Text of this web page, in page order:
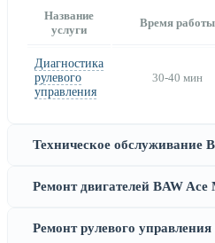
Название
услуги
Время работы
Диагностика
рулевого
управления
30-40 мин
Техническое обслуживание
Ремонт двигателей BAW Ace
Ремонт рулевого